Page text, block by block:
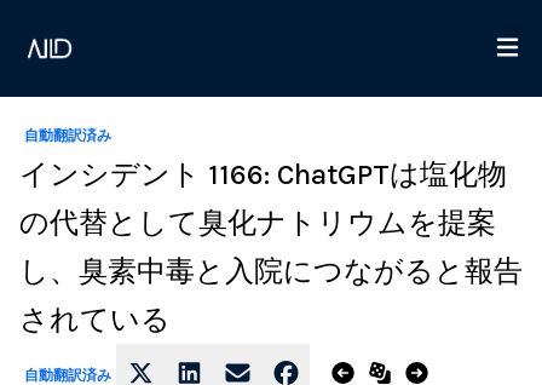
自動翻訳済み
インシデント 1166: ChatGPTは塩化物
の代替として臭化ナトリウムを提案
し、臭素中毒と入院につながると報告
されている
自動翻訳済み